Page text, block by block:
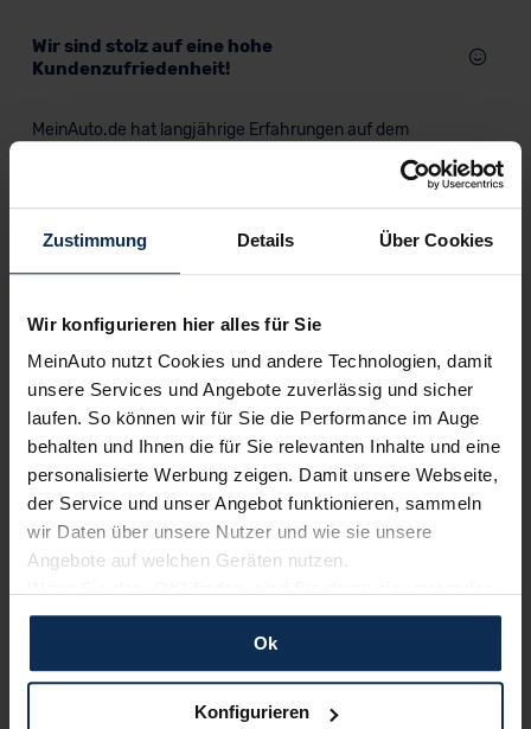
Zustimmung Details Über Cookies
Wir konfigurieren hier alles für Sie
MeinAuto nutzt Cookies und andere Technologien, damit
unsere Services und Angebote zuverlässig und sicher
laufen. So können wir für Sie die Performance im Auge
behalten und Ihnen die für Sie relevanten Inhalte und eine
personalisierte Werbung zeigen. Damit unsere Webseite,
der Service und unser Angebot funktionieren, sammeln
wir Daten über unsere Nutzer und wie sie unsere
Angebote auf welchen Geräten nutzen.
und erlauben uns Cookies für unseren Service zu
verwenden und diese Daten an Dritte weiterzugeben,
etwa an unsere Marketingpartner. Falls Sie dem nicht
zustimmen möchten, beschränken wir uns auf die
Ok
Konfigurieren
Wir sind stolz auf eine hohe
Kundenzufriedenheit!
MeinAuto.de hat langjährige Erfahrungen auf dem
Neuwagenmarkt in Deutschland. Unsere Kunden haben
dadurch ihr Wunschauto zum Top-Rabatt erhalten und
bewerten unsere Arbeit positiv.
Erfahren Sie mehr über das Urteil unserer Kunden
Nachrichten
KI-generiert